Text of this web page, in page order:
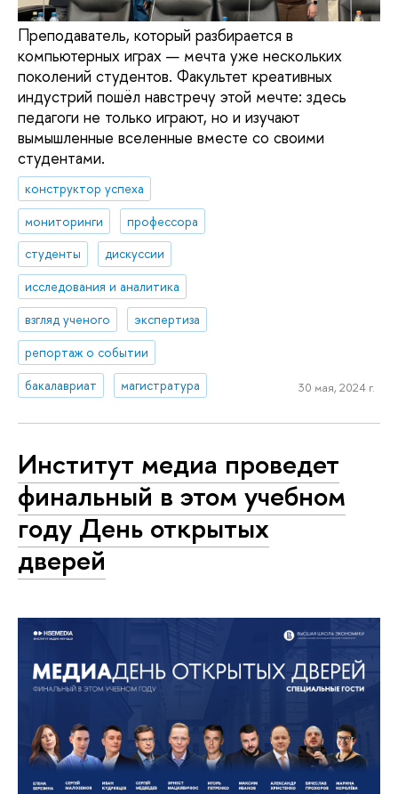
Преподаватель, который разбирается в
компьютерных играх — мечта уже нескольких
поколений студентов. Факультет креативных
индустрий пошёл навстречу этой мечте: здесь
педагоги не только играют, но и изучают
вымышленные вселенные вместе со своими
студентами.
конструктор успеха
мониторинги
профессора
студенты
дискуссии
исследования и аналитика
взгляд ученого
экспертиза
репортаж о событии
бакалавриат
магистратура 30 мая, 2024 г.
Институт медиа проведет
финальный в этом учебном
году День открытых
дверей